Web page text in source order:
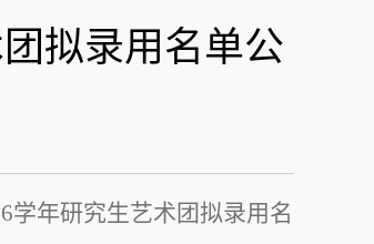
拟录用名单公
学年研究生艺术团拟录用名